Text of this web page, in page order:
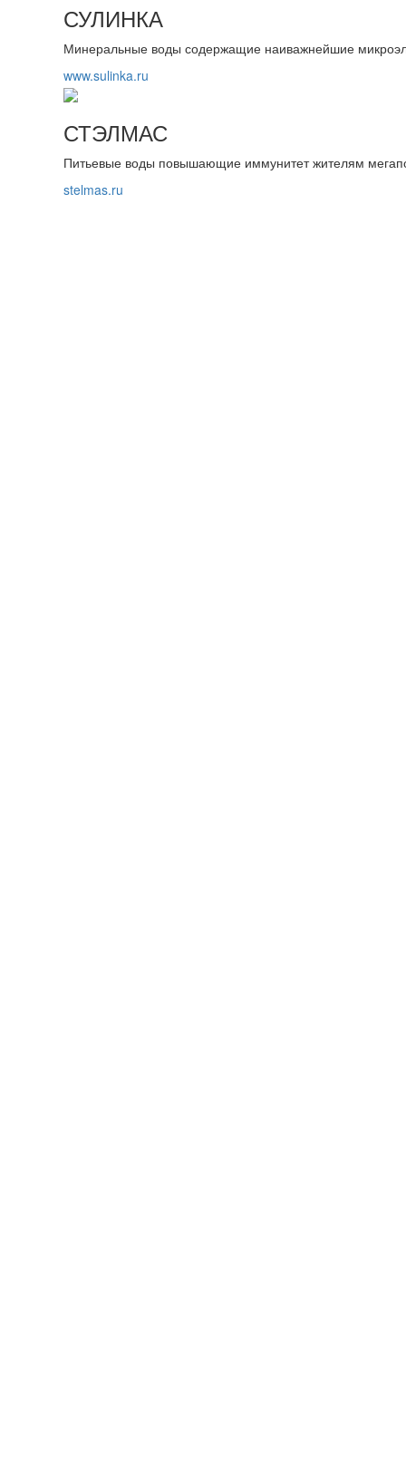
СУЛИНКА
Минеральные воды содержащие наиважнейшие
www.sulinka.ru
СТЭЛМАС
Питьевые воды повышающие иммунитет жителям
stelmas.ru